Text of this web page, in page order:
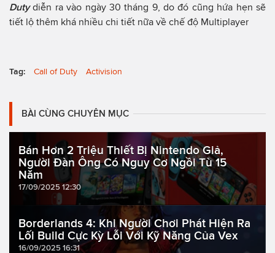
Dutydiễn ra vào ngày 30 tháng 9, do đó cũng hứa hẹn sẽ
tiết lộ thêm khá nhiều chi tiết nữa về chế độ Multiplayer
Tag: Call of Duty Activision
BÀI CÙNG CHUYÊN MỤC
Bán Hơn 2 Triệu Thiết Bị Nintendo Giả,
Người Đàn Ông Có Nguy Cơ Ngồi Tù 15
Năm
17/09/2025 12:30
Borderlands 4: Khi Người Chơi Phát Hiện Ra
Lối Build Cực Kỳ Lỗi Với Kỹ Năng Của Vex
16/09/2025 16:31